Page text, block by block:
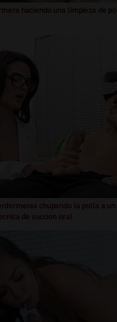
haciendo una limpieza de
chupando la polla a un
de succion oral